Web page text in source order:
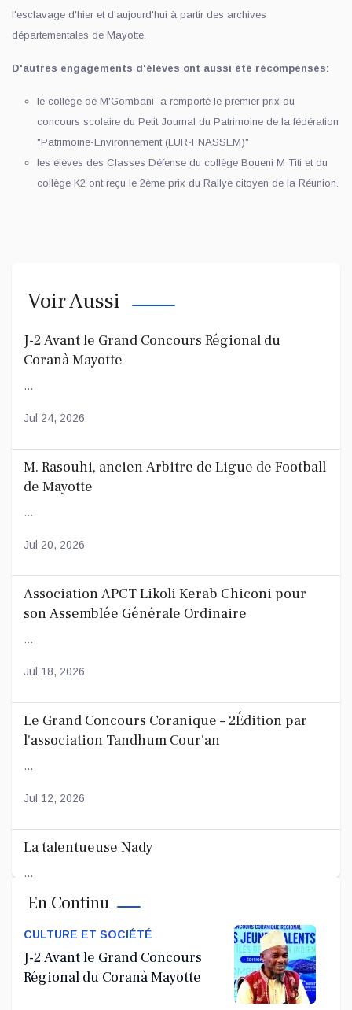
l'esclavage d'hier et d'aujourd'hui à partir des archives
départementales de Mayotte.
D'autres engagements d'élèves ont aussi été récompensés:
le collège de M'Gombani a remporté le premier prix du
concours scolaire du Petit Journal du Patrimoine de la fédération
"Patrimoine-Environnement (LUR-FNASSEM)"
les élèves des Classes Défense du collège Boueni M Titi et du
collège K2 ont reçu le 2ème prix du Rallye citoyen de la Réunion.
Voir Aussi
J-2 Avant le Grand Concours Régional du
Coranà Mayotte
...
Jul 24, 2026
M. Rasouhi, ancien Arbitre de Ligue de Football
de Mayotte
...
Jul 20, 2026
Association APCT Likoli Kerab Chiconi pour
son Assemblée Générale Ordinaire
...
Jul 18, 2026
Le Grand Concours Coranique – 2Édition par
l'association Tandhum Cour'an
...
Jul 12, 2026
La talentueuse Nady
...
Jul 11, 2026
En Continu
CULTURE ET SOCIÉTÉ
J-2 Avant le Grand Concours
Régional du Coranà Mayotte